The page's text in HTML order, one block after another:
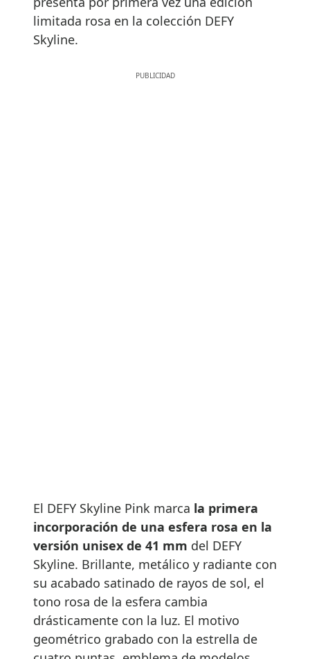
limitada rosa en la colección DEFY
Skyline.
El DEFY Skyline Pink marca la primera
incorporación de una esfera rosa en la
versión unisex de 41 mm del DEFY
Skyline. Brillante, metálico y radiante con
su acabado satinado de rayos de sol, el
tono rosa de la esfera cambia
drásticamente con la luz. El motivo
geométrico grabado con la estrella de